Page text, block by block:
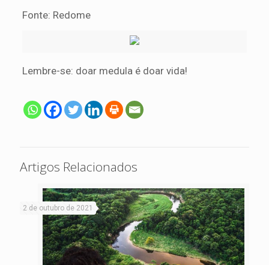
Fonte: Redome
Lembre-se: doar medula é doar vida!
Artigos Relacionados
2 de outubro de 2021